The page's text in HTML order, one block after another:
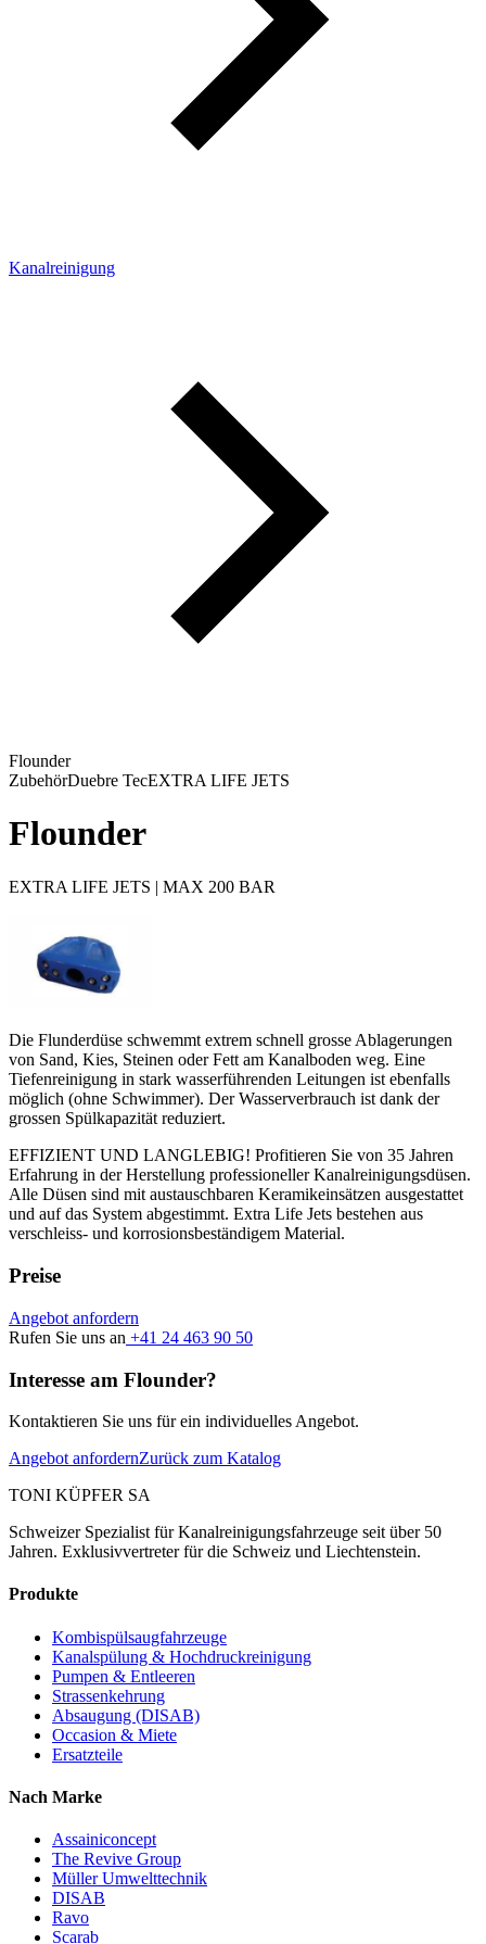
Kanalreinigung
Flounder
ZubehörDuebre TecEXTRA LIFE JETS
Flounder
EXTRA LIFE JETS | MAX 200 BAR
Die Flunderdüse schwemmt extrem schnell grosse Ablagerungen
von Sand, Kies, Steinen oder Fett am Kanalboden weg. Eine
Tiefenreinigung in stark wasserführenden Leitungen ist ebenfalls
möglich (ohne Schwimmer). Der Wasserverbrauch ist dank der
grossen Spülkapazität reduziert.
EFFIZIENT UND LANGLEBIG! Profitieren Sie von 35 Jahren
Erfahrung in der Herstellung professioneller Kanalreinigungsdüsen.
Alle Düsen sind mit austauschbaren Keramikeinsätzen ausgestattet
und auf das System abgestimmt. Extra Life Jets bestehen aus
verschleiss- und korrosionsbeständigem Material.
Preise
Angebot anfordern
Rufen Sie uns an +41 24 463 90 50
Interesse am Flounder?
Kontaktieren Sie uns für ein individuelles Angebot.
Angebot anfordernZurück zum Katalog
TONI KÜPFER SA
Schweizer Spezialist für Kanalreinigungsfahrzeuge seit über 50
Jahren. Exklusivvertreter für die Schweiz und Liechtenstein.
Produkte
Kombispülsaugfahrzeuge
Kanalspülung & Hochdruckreinigung
Pumpen & Entleeren
Strassenkehrung
Absaugung (DISAB)
Occasion & Miete
Ersatzteile
Nach Marke
Assainiconcept
The Revive Group
Müller Umwelttechnik
DISAB
Ravo
Scarab